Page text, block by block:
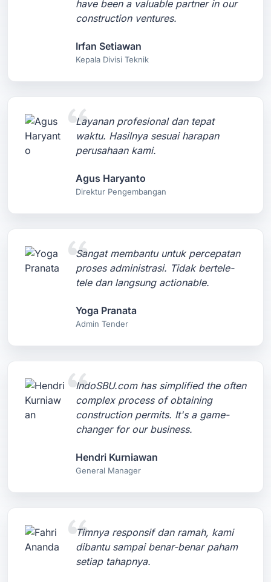
have been a valuable partner in our
construction ventures.
Irfan Setiawan
Kepala Divisi Teknik
Layanan profesional dan tepat
waktu. Hasilnya sesuai harapan
perusahaan kami.
Agus Haryanto
Direktur Pengembangan
Sangat membantu untuk percepatan
proses administrasi. Tidak bertele-
tele dan langsung actionable.
Yoga Pranata
Admin Tender
IndoSBU.com has simplified the often
complex process of obtaining
construction permits. It's a game-
changer for our business.
Hendri Kurniawan
General Manager
Timnya responsif dan ramah, kami
dibantu sampai benar-benar paham
setiap tahapnya.